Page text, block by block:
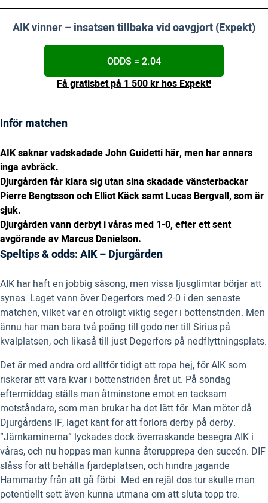
AIK vinner – insatsen tillbaka vid oavgjort (Expekt)
ODDS = 2.04
Få gratisbet på 1 500 kr hos Expekt!
Inför matchen
AIK saknar vadskadade John Guidetti här, men har annars
inga avbräck.
Djurgården får klara sig utan sina skadade vänsterbackar
Pierre Bengtsson och Elliot Käck samt Lucas Bergvall, som är
sjuk.
Djurgården vann derbyt i våras med 1-0, efter ett sent
avgörande av Marcus Danielson.
Speltips & odds: AIK – Djurgården
AIK har haft en jobbig säsong, men vissa ljusglimtar börjar att
synas. Laget vann över Degerfors med 2-0 i den senaste
matchen, vilket var en otroligt viktig seger i bottenstriden. Men
ännu har man bara två poäng till godo ner till Sirius på
kvalplatsen, och likaså till just Degerfors på nedflyttningsplats.
Det är med andra ord alltför tidigt att ropa hej, för AIK som
riskerar att vara kvar i bottenstriden året ut. På söndag
eftermiddag ställs man åtminstone emot en tacksam
motståndare, som man brukar ha det lätt för. Man möter då
Djurgårdens IF, laget känt för att förlora derby på derby.
”Järnkaminerna” lyckades dock överraskande besegra AIK i
våras, och nu hoppas man kunna återupprepa den succén. DIF
slåss för att behålla fjärdeplatsen, och hindra jagande
Hammarby från att gå förbi. Med en rejäl dos tur skulle man
potentiellt sett även kunna utmana om att sluta topp tre.